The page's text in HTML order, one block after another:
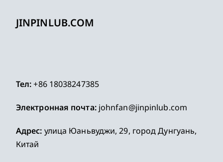
JINPINLUB.COM
Тел:+86 18038247385
Электронная почта: johnfan@jinpinlub.com
Адрес: улица Юаньвуджи, 29, город Дунгуань,
Китай